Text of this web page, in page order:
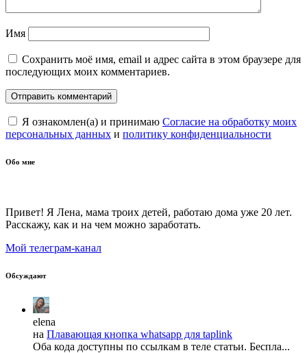
Имя
Сохранить моё имя, email и адрес сайта в этом браузере для
последующих моих комментариев.
Я ознакомлен(а) и принимаю Согласие на обработку моих
персональных данных и политику конфиденциальности
Обо мне
Привет! Я Лена, мама троих детей, работаю дома уже 20 лет.
Расскажу, как и на чем можно заработать.
Мой телеграм-канал
Обсуждают
elena
на Плавающая кнопка whatsapp для taplink
Оба кода доступны по ссылкам в теле статьи. Беспла...